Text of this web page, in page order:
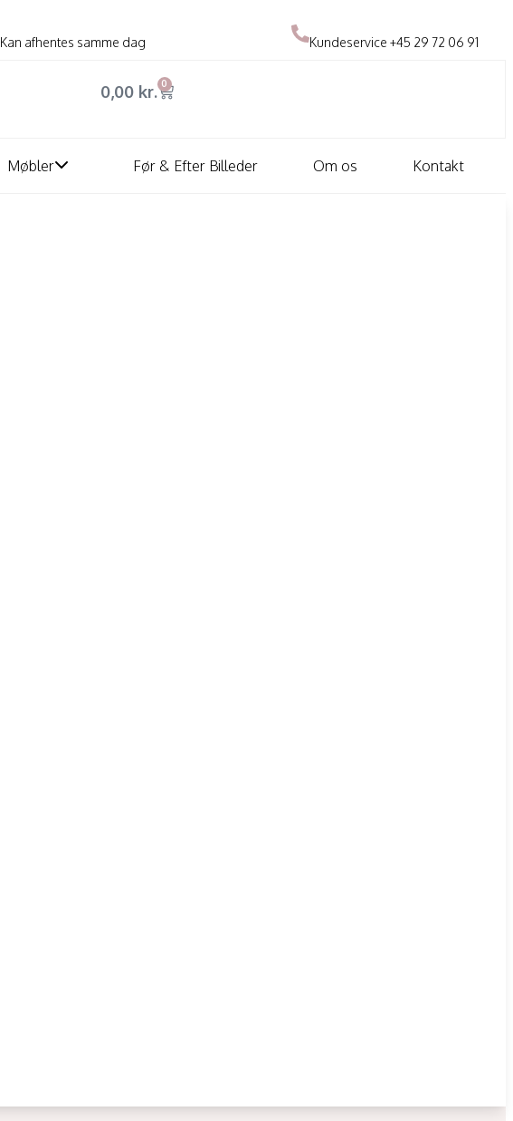
Kan afhentes samme dag Kundeservice +45 29 72 06 91
0,00 kr. 0
Møbler Før & Efter Billeder Om os Kontakt